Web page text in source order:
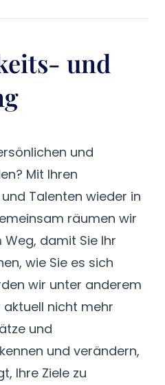
und
und
Mit Ihren
Talenten wieder in
räumen wir
damit Sie Ihr
wie Sie es sich
wir unter anderem
nicht mehr
und
und verändern,
Ihre Ziele zu